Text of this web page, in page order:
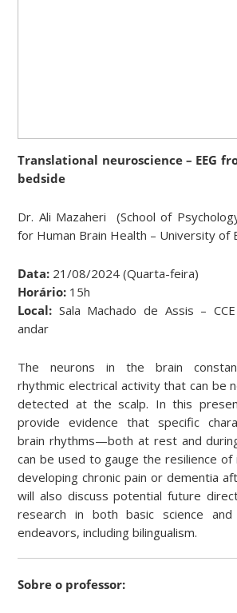
Translational neuroscience – EEG
bedside
Dr. Ali Mazaheri (School of
for Human Brain Health – University of
Data: 21/08/2024 (Quarta-feira)
Horário: 15h
Local: Sala Machado de Assis –
andar
The neurons in the brain
rhythmic electrical activity that can be
detected at the scalp. In this
provide evidence that specific
brain rhythms—both at rest and
can be used to gauge the resilience of
developing chronic pain or dementia
will also discuss potential future
research in both basic science and
endeavors, including bilingualism.
Sobre o professor: